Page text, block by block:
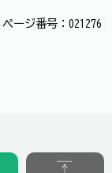
ページ番号：021276